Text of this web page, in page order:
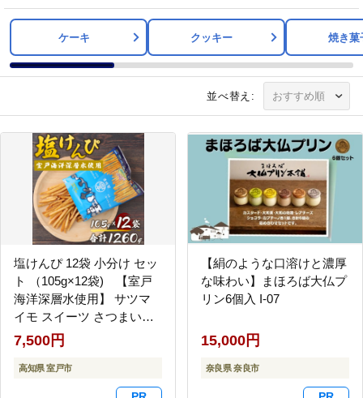
ケーキ クッキー 焼き菓
並べ替え:
塩けんぴ 12袋 小分け セッ
ト （105g×12袋) 【室戸
海洋深層水使用】 サツマ
イモ スイーツ さつまいも
スイーツ 芋けんぴ かりん
とう いもけんぴ 和菓子 お
菓子 揚げ菓子 お茶うけ お
つまみ 7500円 ご当地 国産
7,500円
高知県 室戸市
【絹のような口溶けと濃厚
な味わい】まほろば大仏プ
リン6個入 I-07
15,000円
奈良県 奈良市